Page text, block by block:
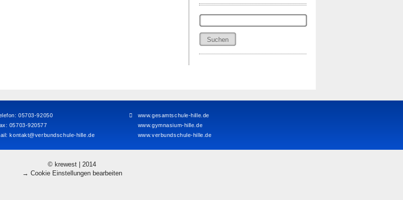
Suchen
05703-92050
05703-920577
kontakt@verbundschule-hille.de
www.gesamtschule-hille.de
www.gymnasium-hille.de
www.verbundschule-hille.de
© krewest | 2014
→ Cookie Einstellungen bearbeiten